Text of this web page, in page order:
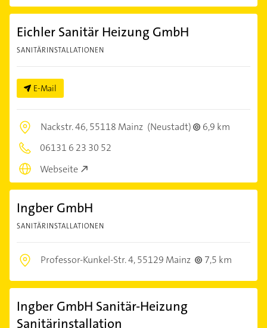
Eichler Sanitär Heizung GmbH
SANITÄRINSTALLATIONEN
E-Mail
Nackstr. 46,55118 Mainz (Neustadt)
6,9 km
06131 6 23 30 52
Webseite
Ingber GmbH
SANITÄRINSTALLATIONEN
Professor-Kunkel-Str. 4,55129 Mainz 7,5 km
Ingber GmbH Sanitär-Heizung
Sanitärinstallation